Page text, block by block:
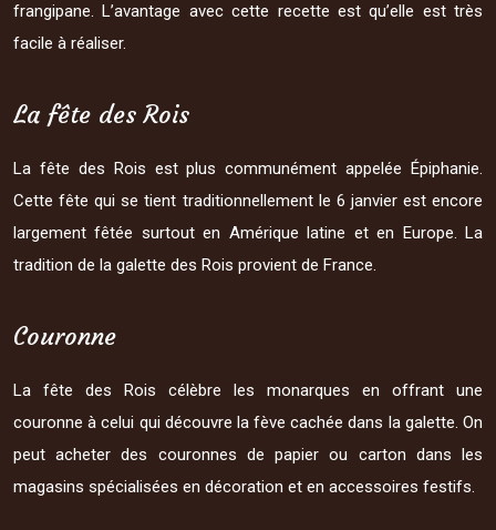
frangipane. L’avantage avec cette recette est qu’elle est très
facile à réaliser.
La fête des Rois
La fête des Rois est plus communément appelée Épiphanie.
Cette fête qui se tient traditionnellement le 6 janvier est encore
largement fêtée surtout en Amérique latine et en Europe. La
tradition de la galette des Rois provient de France.
Couronne
La fête des Rois célèbre les monarques en offrant une
couronne à celui qui découvre la fève cachée dans la galette. On
peut acheter des couronnes de papier ou carton dans les
magasins spécialisées en décoration et en accessoires festifs.